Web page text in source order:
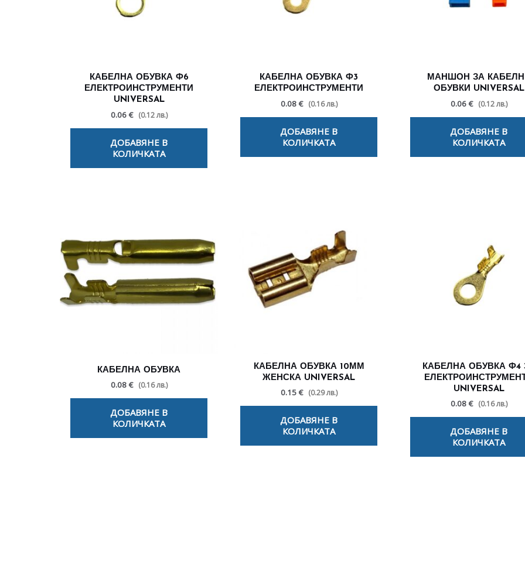
КАБЕЛНА ОБУВКА Ф6
ЕЛЕКТРОИНСТРУМЕНТИ
UNIVERSAL
0.06 € (0.12 лв.)
ДОБАВЯНЕ В
КОЛИЧКАТА
КАБЕЛНА ОБУВКА Ф3
ЕЛЕКТРОИНСТРУМЕНТИ
0.08 € (0.16 лв.)
ДОБАВЯНЕ В
КОЛИЧКАТА
МАНШОН ЗА
ОБУВКИ UNIVERSAL
0.06 € (0.12 лв.)
ДОБАВЯНЕ В
КОЛИЧКАТА
КАБЕЛНА ОБУВКА
0.08 € (0.16 лв.)
ДОБАВЯНЕ В
КОЛИЧКАТА
КАБЕЛНА ОБУВКА 10ММ
ЖЕНСКА UNIVERSAL
0.15 € (0.29 лв.)
ДОБАВЯНЕ В
КОЛИЧКАТА
КАБЕЛНА ОБУВКА Ф4
UNIVERSAL
0.08 € (0.16 лв.)
ДОБАВЯНЕ В
КОЛИЧКАТА